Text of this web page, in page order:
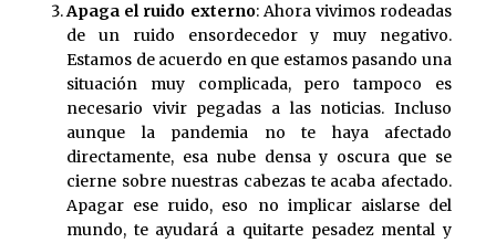
Apaga el ruido externo: Ahora vivimos rodeadas
de un ruido ensordecedor y muy negativo.
Estamos de acuerdo en que estamos pasando una
situación muy complicada, pero tampoco es
necesario vivir pegadas a las noticias. Incluso
aunque la pandemia no te haya afectado
directamente, esa nube densa y oscura que se
cierne sobre nuestras cabezas te acaba afectado.
Apagar ese ruido, eso no implicar aislarse del
mundo, te ayudará a quitarte pesadez mental y